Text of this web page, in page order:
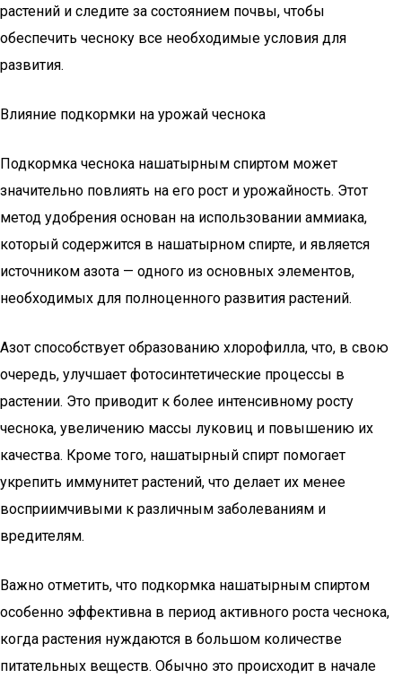
растений и следите за состоянием почвы, чтобы
обеспечить чесноку все необходимые условия для
развития.
Влияние подкормки на урожай чеснока
Подкормка чеснока нашатырным спиртом может
значительно повлиять на его рост и урожайность. Этот
метод удобрения основан на использовании аммиака,
который содержится в нашатырном спирте, и является
источником азота — одного из основных элементов,
необходимых для полноценного развития растений.
Азот способствует образованию хлорофилла, что, в свою
очередь, улучшает фотосинтетические процессы в
растении. Это приводит к более интенсивному росту
чеснока, увеличению массы луковиц и повышению их
качества. Кроме того, нашатырный спирт помогает
укрепить иммунитет растений, что делает их менее
восприимчивыми к различным заболеваниям и
вредителям.
Важно отметить, что подкормка нашатырным спиртом
особенно эффективна в период активного роста чеснока,
когда растения нуждаются в большом количестве
питательных веществ. Обычно это происходит в начале